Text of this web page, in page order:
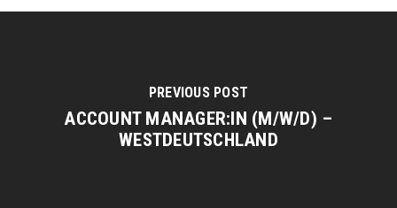
PREVIOUS POST
ACCOUNT MANAGER:IN (M/W/D) –
WESTDEUTSCHLAND